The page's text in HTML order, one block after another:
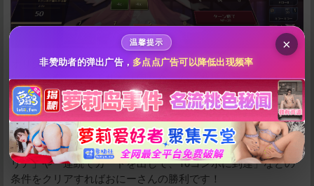
200 500 自定义
オリジナルのカードゲームです。
毎ターン配られる手札を「同じ色」か「数値がプラマイ1」に
なるように、繋げて出していきましょう。
キャストの女の子たちは、「お題」と呼ばれる固有のクリア
条件を持っています。
「出したカードの数値分カウント進行して、50カウントでク
リア」や「連続でカードを出して、10コンボに到達」などの
条件をクリアすればおにーさんの勝利です！
秒传文本链接
点击全选
×
温馨提示
非赞助者的弹出广告， 多点点广告可以降低出现频率